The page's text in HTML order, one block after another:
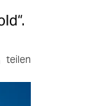
teilen